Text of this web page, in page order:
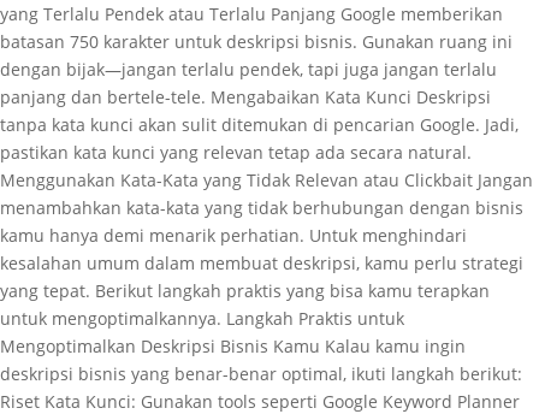
yang Terlalu Pendek atau Terlalu Panjang Google memberikan
batasan 750 karakter untuk deskripsi bisnis. Gunakan ruang ini
dengan bijak—jangan terlalu pendek, tapi juga jangan terlalu
panjang dan bertele-tele. Mengabaikan Kata Kunci Deskripsi
tanpa kata kunci akan sulit ditemukan di pencarian Google. Jadi,
pastikan kata kunci yang relevan tetap ada secara natural.
Menggunakan Kata-Kata yang Tidak Relevan atau Clickbait Jangan
menambahkan kata-kata yang tidak berhubungan dengan bisnis
kamu hanya demi menarik perhatian. Untuk menghindari
kesalahan umum dalam membuat deskripsi, kamu perlu strategi
yang tepat. Berikut langkah praktis yang bisa kamu terapkan
untuk mengoptimalkannya. Langkah Praktis untuk
Mengoptimalkan Deskripsi Bisnis Kamu Kalau kamu ingin
deskripsi bisnis yang benar-benar optimal, ikuti langkah berikut:
Riset Kata Kunci: Gunakan tools seperti Google Keyword Planner